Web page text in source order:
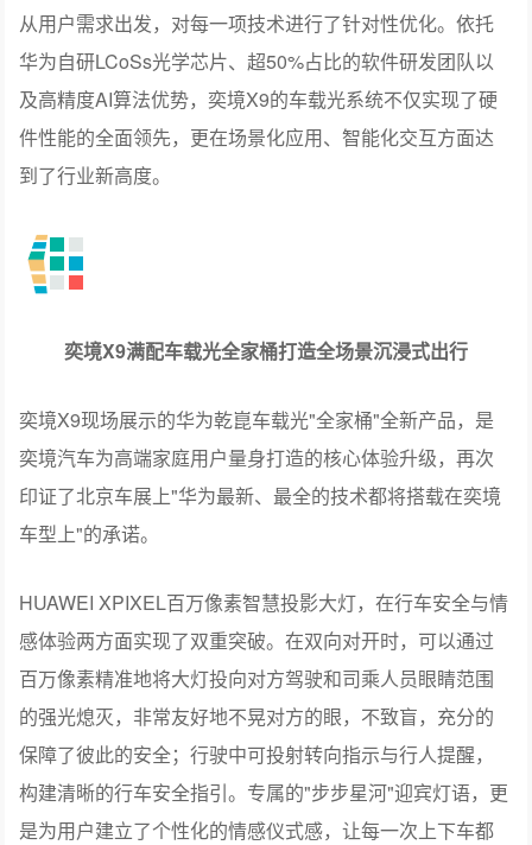
从用户需求出发，对每一项技术进行了针对性优化。依托
华为自研LCoSs光学芯片、超50%占比的软件研发团队以
及高精度AI算法优势，奕境X9的车载光系统不仅实现了硬
件性能的全面领先，更在场景化应用、智能化交互方面达
到了行业新高度。
奕境X9满配车载光全家桶打造全场景沉浸式出行
奕境X9现场展示的华为乾崑车载光"全家桶"全新产品，是
印证了北京车展上"华为最新、最全的技术都将搭载在奕境
车型上"的承诺。
HUAWEI XPIXEL百万像素智慧投影大灯，在行车安全与情
百万像素精准地将大灯投向对方驾驶和司乘人员眼睛范围
的强光熄灭，非常友好地不晃对方的眼，不致盲，充分的
保障了彼此的安全；行驶中可投射转向指示与行人提醒，
构建清晰的行车安全指引。专属的"步步星河"迎宾灯语，更
是为用户建立了个性化的情感仪式感，让每一次上下车都
成为独特的体验。